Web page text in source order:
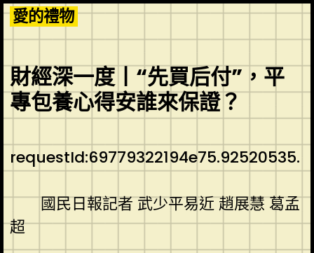
Skip
to
content
愛的禮物
財經深一度丨“先買后付”，平
專包養心得安誰來保證？
requestId:69779322194e75.92520535.
國民日報記者 武少平易近 趙展慧 葛孟
超